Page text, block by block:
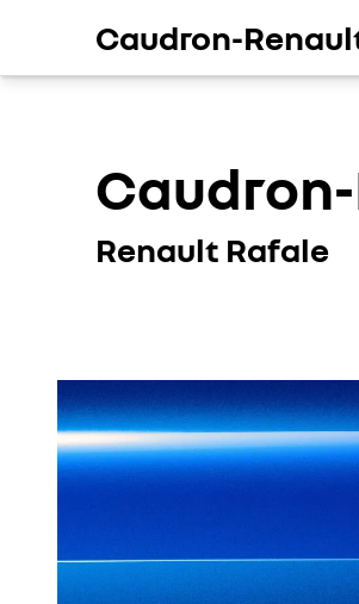
Caudron-
Renault Rafale